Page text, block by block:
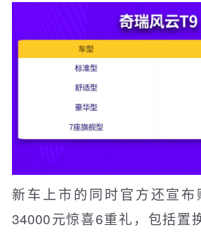
新车上市的同时官方还宣
34000元惊喜6重礼，包括置